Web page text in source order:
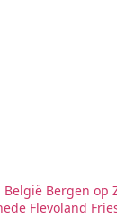
België Bergen op
Flevoland